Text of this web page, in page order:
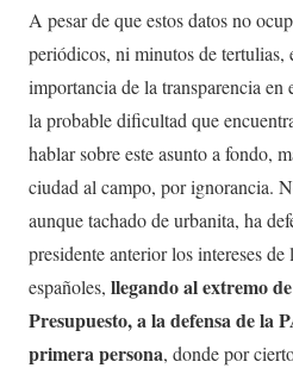
A pesar de que estos datos no
periódicos, ni minutos de tertulias,
importancia de la transparencia
la probable dificultad que
hablar sobre este asunto a fondo,
ciudad al campo, por ignorancia.
aunque tachado de urbanita, ha
presidente anterior los intereses
españoles, llegando al extremo
Presupuesto, a la defensa de la
primera persona, donde por